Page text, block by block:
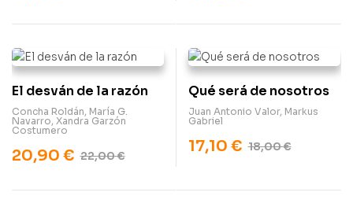
El desván de la razón
Concha Roldán, María G.
Navarro, Xandra Garzón
Costumero
22,00€
20,90 €
Qué será de nosotros
Juan Antonio Valor, Markus
Gabriel
18,00€
17,10 €